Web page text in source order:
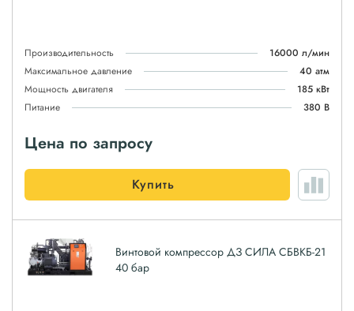
Производительность
16000 л/мин
Максимальное давление
40 атм
Мощность двигателя
185 кВт
Питание
380 В
Цена по запросу
Купить
Винтовой компрессор ДЗ СИЛА СБВКБ-21
40 бар